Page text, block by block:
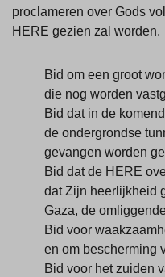
proclameren over Gods
HERE gezien zal worden.
Bid om een groot
die nog worden
Bid dat in de
de ondergrondse
gevangen worden
Bid dat de HERE
dat Zijn heerlijkheid
Gaza, de
Bid voor
en om bescherming
Bid voor het zuiden